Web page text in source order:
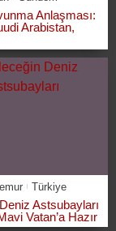
Anlaşması:
Arabistan,
Türkiye
Astsubayları
Vatan’a Hazır